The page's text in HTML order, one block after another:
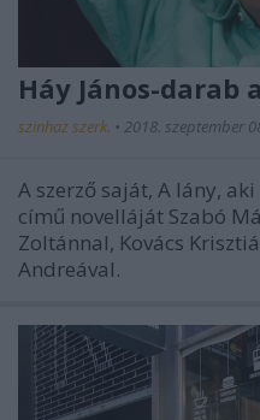
Háy János-darab
szinhaz szerk. • 2018. szeptember
A szerző saját, A lány,
című novelláját Szabó
Zoltánnal, Kovács
Andreával.